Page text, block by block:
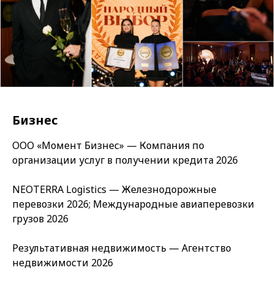
Бизнес
ООО «Момент Бизнес» — Компания по
организации услуг в получении кредита 2026
NEOTERRA Logistics — Железнодорожные
перевозки 2026; Международные авиаперевозки
грузов 2026
Результативная недвижимость — Агентство
недвижимости 2026